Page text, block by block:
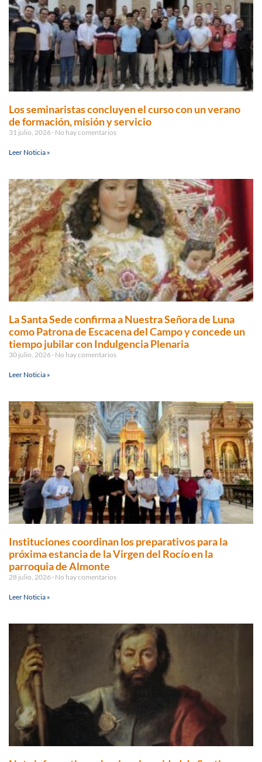
Los seminaristas concluyen el curso con un verano
de formación, misión y servicio
31 julio, 2026 No hay comentarios
Leer Noticia »
La Santa Sede confirma a Nuestra Señora de Luna
como Patrona de Escacena del Campo y concede un
tiempo jubilar con Indulgencia Plenaria
30 julio, 2026 No hay comentarios
Leer Noticia »
Instituciones coordinan los preparativos para la
próxima estancia de la Virgen del Rocío en la
parroquia de Almonte
28 julio, 2026 No hay comentarios
Leer Noticia »